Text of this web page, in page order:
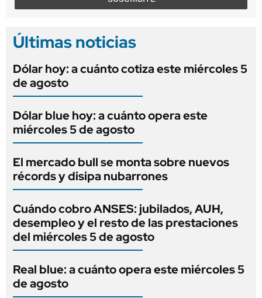
Últimas noticias
Dólar hoy: a cuánto cotiza este miércoles 5
de agosto
Dólar blue hoy: a cuánto opera este
miércoles 5 de agosto
El mercado bull se monta sobre nuevos
récords y disipa nubarrones
Cuándo cobro ANSES: jubilados, AUH,
desempleo y el resto de las prestaciones
del miércoles 5 de agosto
Real blue: a cuánto opera este miércoles 5
de agosto